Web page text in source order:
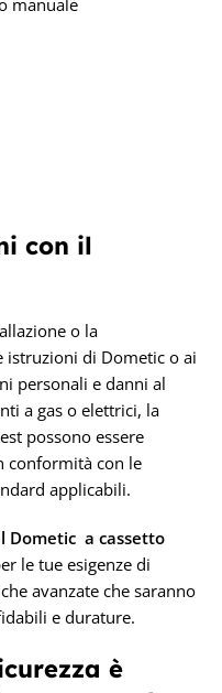
con il
o la
istruzioni di Dometic o ai
personali e danni al
a gas o elettrici, la
possono essere
conformità con le
applicabili.
Dometic a cassetto
le tue esigenze di
avanzate che saranno
e durature.
è